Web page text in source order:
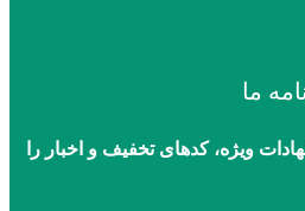
ما
ویژه، کدهای تخفیف و اخبار را